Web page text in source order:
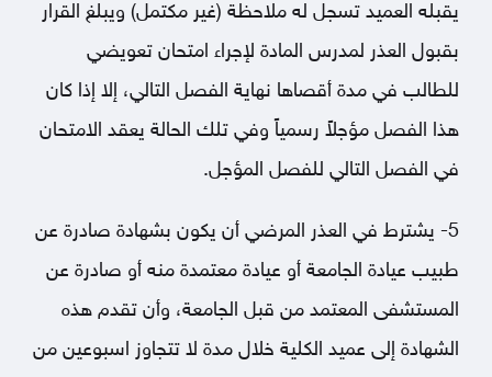
يقبله العميد تسجل له ملاحظة (غير مكتمل) ويبلغ القرار
بقبول العذر لمدرس المادة لإجراء امتحان تعويضي
للطالب في مدة أقصاها نهاية الفصل التالي، إلا إذا كان
هذا الفصل مؤجلاً رسمياً وفي تلك الحالة يعقد الامتحان
في الفصل التالي للفصل المؤجل.
5- يشترط في العذر المرضي أن يكون بشهادة صادرة عن
طبيب عيادة الجامعة أو عيادة معتمدة منه أو صادرة عن
المستشفى المعتمد من قبل الجامعة، وأن تقدم هذه
الشهادة إلى عميد الكلية خلال مدة لا تتجاوز اسبوعين من